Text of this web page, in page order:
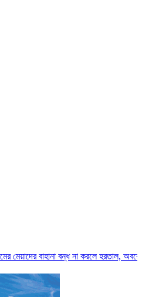
মেয়াদের বাহানা বন্ধ না করলে হরতাল, অবরোধ